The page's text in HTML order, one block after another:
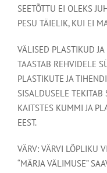
SEETÕTTU EI OLEKS
PESU TÄIELIK, KUI EI
VÄLISED PLASTIKUD
TAASTAB REHVIDELE
PLASTIKUTE JA
SISALDUSELE TEKITAB
KAITSTES KUMMI JA
EEST.
VÄRV: VÄRVI LÕPLIKU
“MÄRJA VÄLIMUSE”